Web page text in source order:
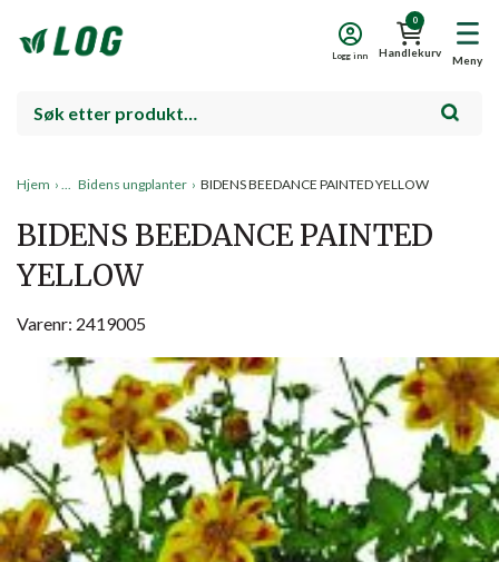
Meny
0
Handlekurv
Logg inn
Hjem › Bidens ungplanter › BIDENS BEEDANCE PAINTED YELLOW
BIDENS BEEDANCE PAINTED
YELLOW
Varenr: 2419005